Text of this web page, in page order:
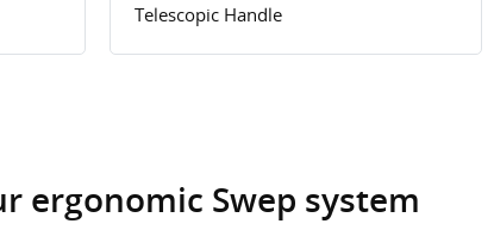
Telescopic Handle
ergonomic Swep system